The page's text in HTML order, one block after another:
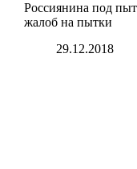
Россиянина под
жалоб на пытки
29.12.2018